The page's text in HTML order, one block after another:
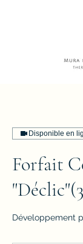
Disponible en
Forfait
Développement